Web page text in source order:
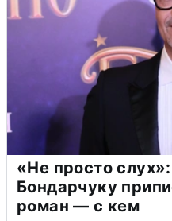
«Не просто
Бондарчуку
роман — с кем